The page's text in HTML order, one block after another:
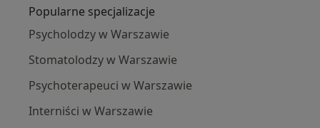
Popularne specjalizacje
Psycholodzy w Warszawie
Stomatolodzy w Warszawie
Psychoterapeuci w Warszawie
Interniści w Warszawie